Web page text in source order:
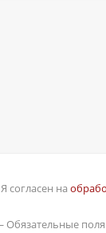
Я согласен на
Обязательные поля